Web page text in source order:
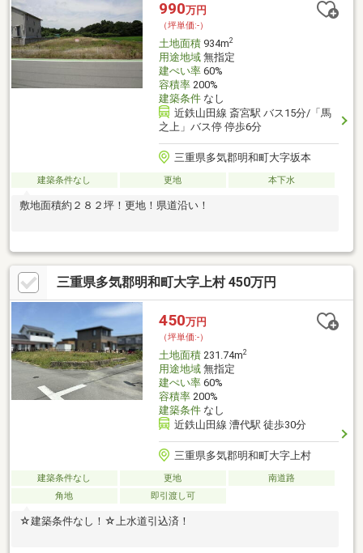
990万円
（坪単価:-）
土地面積934m2
用途地域無指定
建ぺい率60%
容積率200%
建築条件なし
近鉄山田線 斎宮駅 バス15分/「馬
之上」バス停 停歩6分
三重県多気郡明和町大字坂本
建築条件なし 更地 本下水
敷地面積約２８２坪！更地！県道沿い！
三重県多気郡明和町大字上村 450万円
450万円
（坪単価:-）
土地面積231.74m2
用途地域無指定
建ぺい率60%
容積率200%
建築条件なし
近鉄山田線 漕代駅 徒歩30分
三重県多気郡明和町大字上村
建築条件なし 更地
南道路
角地
即引渡し可
☆建築条件なし！☆上水道引込済！